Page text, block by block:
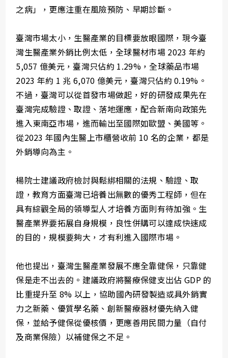
之病」，更應注重在風險預防、早期診斷。
臺灣市場太小，生醫產業的目標要放眼國際，現今臺
灣生醫產業外銷比例太低，全球醫材市場 2023 年約
5,057 億美元，臺灣只佔約 1.29%，全球藥品市場
2023 年約 1 兆 6,070 億美元，臺灣只佔約 0.19%。
不過，臺灣可以從首發市場做起，好的研發成果先在
臺灣完成驗證、取證、落地運應，配合新南向政策先
進入東南亞市場，進而輸出至國際如歐盟、美國等。
從2023 年國內生醫上市櫃營收前 10 名的企業，都是
外銷導向為主。
楊院士建議政府檢討與鬆綁相關的法規、驗證、取
證，教育方面臺灣已培養出無數的優秀工程師，但在
具有綜觀全局的領導型人才培養方面則有待加強。生
醫產業界要拓展自身規模，良性併購可以達成快速成
的目的，規模要夠大，才有利進入國際市場。
他也提出，臺灣生醫產業發展不應全靠健保，只靠健
保是走不出去的。建議政府將醫療保健支出佔 GDP 的
比重提升至 8% 以上，協助國內研發製造或具外銷實
力之新藥、優質學名藥、創新醫療器材優先納入健
保，並給予健保從優核價，更應善用民間力量（自付
及商業保險）以補健保之不足。